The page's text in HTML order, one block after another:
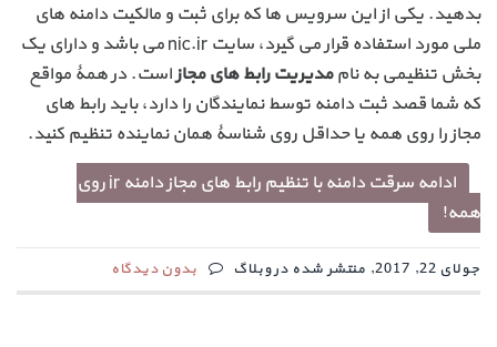
بدهید. یکی از این سرویس ها که برای ثبت و مالکیت دامنه های
ملی مورد استفاده قرار می گیرد، سایت nic.ir می باشد و دارای یک
بخش تنظیمی به ناممدیریت رابط های مجازاست. در همۀ مواقع
که شما قصد ثبت دامنه توسط نمایندگان را دارد، باید رابط های
مجاز را روی همه یا حداقل روی شناسۀ همان نماینده تنظیم کنید.
ادامه سرقت دامنه با تنظیم رابط های مجاز دامنه ir روی
همه!
جولای 22, 2017, منتشر شده در وبلاگ بدون دیدگاه